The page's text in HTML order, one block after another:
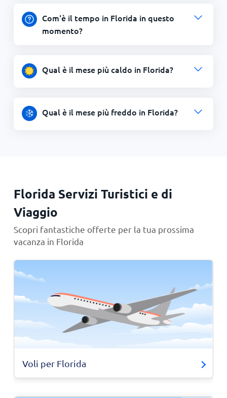
Com'è il tempo in Florida in questo
momento?
Qual è il mese più caldo in Florida?
Qual è il mese più freddo in Florida?
Florida Servizi Turistici e di
Viaggio
Scopri fantastiche offerte per la tua prossima
vacanza in Florida
Voli per Florida